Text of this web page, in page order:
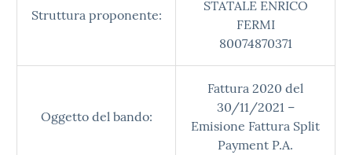
Struttura proponente:
STATALE ENRICO
FERMI
80074870371
Oggetto del bando:
Fattura 2020 del
30/11/2021 –
Emisione Fattura Split
Payment P.A.